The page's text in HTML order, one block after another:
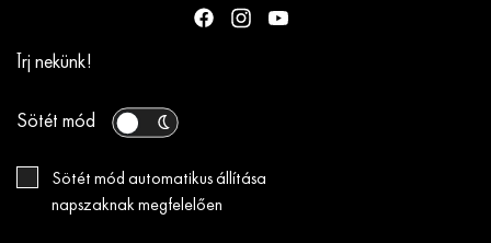
Írj nekünk!
Sötét mód
Sötét mód automatikus állítása
napszaknak megfelelően